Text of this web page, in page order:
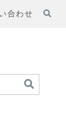
合わせ